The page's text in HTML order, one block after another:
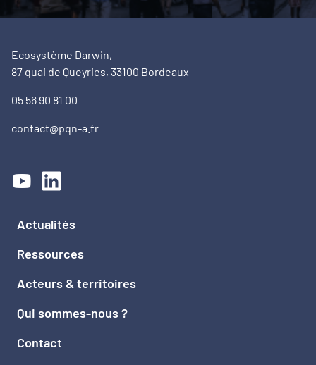
Ecosystème Darwin,
87 quai de Queyries, 33100 Bordeaux
05 56 90 81 00
contact@pqn-a.fr
Actualités
Ressources
Acteurs & territoires
Qui sommes-nous ?
Contact